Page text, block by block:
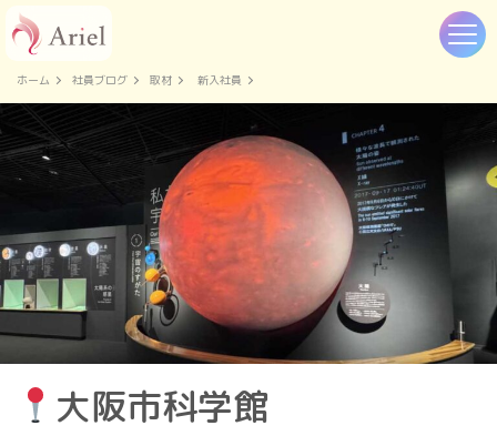
ホーム 社員ブログ 取材 新入社員
大阪市科学館